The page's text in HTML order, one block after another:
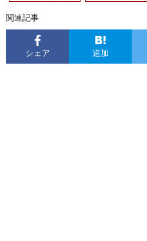
関連記事
シェア 追加